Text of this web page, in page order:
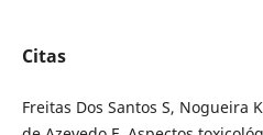
Citas
Freitas Dos Santos S, Nogueira